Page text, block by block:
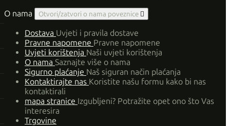
O nama
Otvori/zatvori o nama poveznice 
Dostava Uvjeti i pravila dostave
Pravne napomene Pravne napomene
Uvjeti korištenja Naši uvjeti korištenja
O nama Saznajte više o nama
Sigurno plaćanje Naš siguran način plaćanja
Kontaktirajte nas Koristite našu formu kako bi nas
kontaktirali
mapa stranice Izgubljeni? Potražite opet ono što Vas
interesira
Trgovine